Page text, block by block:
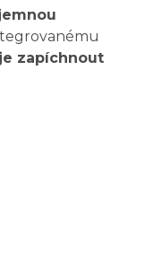
zapíchnout